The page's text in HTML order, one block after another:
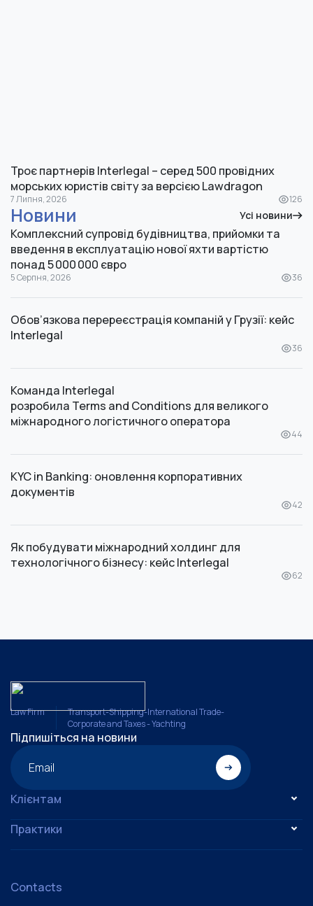
Троє партнерів Interlegal – серед 500 провідних
морських юристів світу за версією Lawdragon
7 Липня, 2026 126
Новини Усі новини
Комплексний супровід будівництва, прийомки та
введення в експлуатацію нової яхти вартістю
понад 5 000 000 євро
5 Серпня, 2026 36
Обов’язкова перереєстрація компаній у Грузії: кейс
Interlegal
36
Команда Interlegal
розробила Terms and Conditions для великого
міжнародного логістичного оператора
44
KYC in Banking: оновлення корпоративних
документів
42
Як побудувати міжнародний холдинг для
технологічного бізнесу: кейс Interlegal
62
Law Firm
Transport-Shipping-International Trade-
Corporate and Taxes - Yachting
Підпишіться на новини
Email
Клієнтам
Практики
Contacts